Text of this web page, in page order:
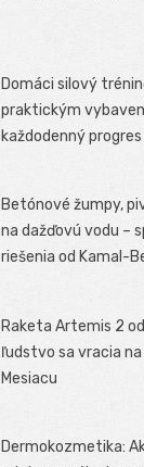
Domáci silový
praktickým
každodenný progres
Betónové žumpy,
na dažďovú vodu –
riešenia od Kamal-
Raketa Artemis 2
ľudstvo sa vracia
Mesiacu
Dermokozmetika: